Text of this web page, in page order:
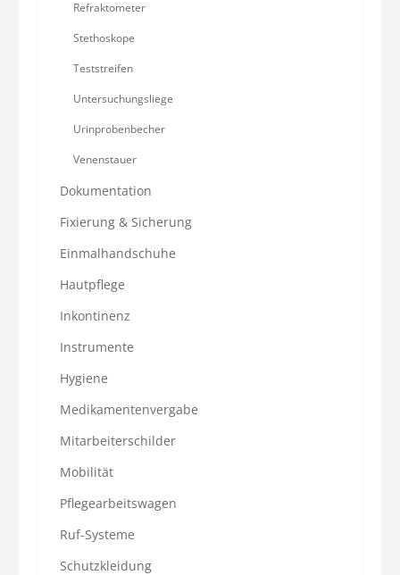
Refraktometer
Stethoskope
Teststreifen
Untersuchungsliege
Urinprobenbecher
Venenstauer
Dokumentation
Fixierung & Sicherung
Einmalhandschuhe
Hautpflege
Inkontinenz
Instrumente
Hygiene
Medikamentenvergabe
Mitarbeiterschilder
Mobilität
Pflegearbeitswagen
Ruf-Systeme
Schutzkleidung